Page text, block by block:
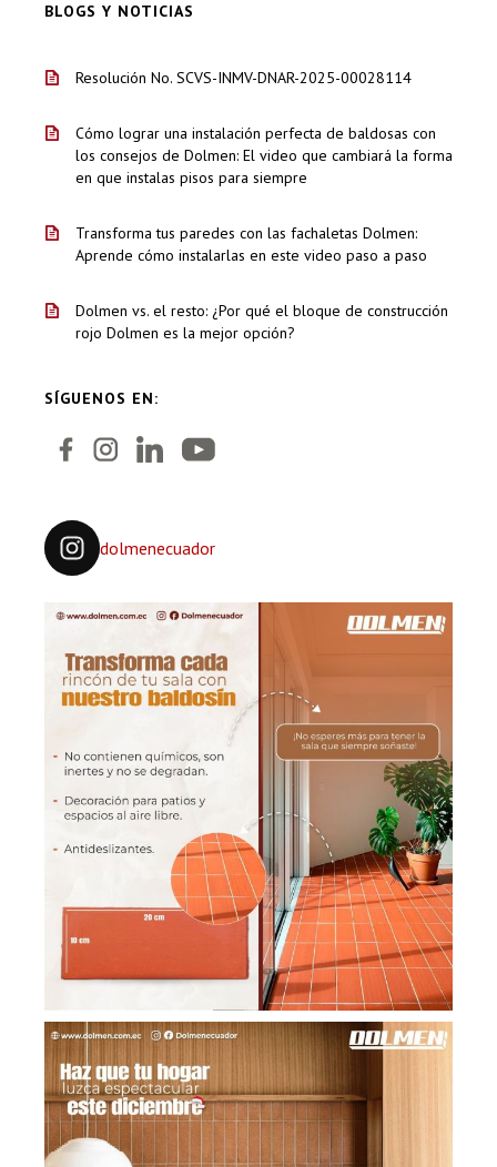
BLOGS Y NOTICIAS
Resolución No. SCVS-INMV-DNAR-2025-00028114
Cómo lograr una instalación perfecta de baldosas con
los consejos de Dolmen: El video que cambiará la forma
en que instalas pisos para siempre
Transforma tus paredes con las fachaletas Dolmen:
Aprende cómo instalarlas en este video paso a paso
Dolmen vs. el resto: ¿Por qué el bloque de construcción
rojo Dolmen es la mejor opción?
SÍGUENOS EN:
dolmenecuador